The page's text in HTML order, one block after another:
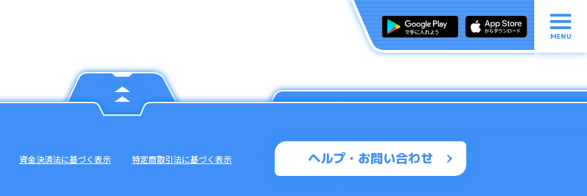
MENU
ヘルプ・お問い合わせ
資金決済法に基づく表示 特定商取引法に基づく表示